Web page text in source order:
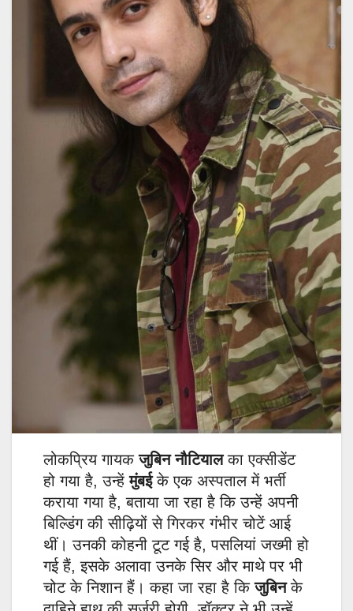
लोकप्रिय गायकजुबिन नौटियालका एक्सीडेंट
हो गया है, उन्हेंमुंबईके एक अस्पताल में भर्ती
कराया गया है, बताया जा रहा है कि उन्हें अपनी
बिल्डिंग की सीढ़ियों से गिरकर गंभीर चोटें आई
थीं। उनकी कोहनी टूट गई है, पसलियां जख्मी हो
गई हैं, इसके अलावा उनके सिर और माथे पर भी
चोट के निशान हैं। कहा जा रहा है किजुबिनके